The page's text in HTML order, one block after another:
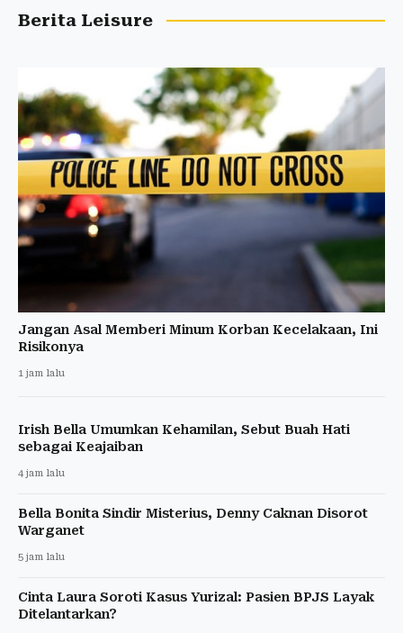
Berita Leisure
Jangan Asal Memberi Minum Korban Kecelakaan, Ini
Risikonya
1 jam lalu
Irish Bella Umumkan Kehamilan, Sebut Buah Hati
sebagai Keajaiban
4 jam lalu
Bella Bonita Sindir Misterius, Denny Caknan Disorot
Warganet
5 jam lalu
Cinta Laura Soroti Kasus Yurizal: Pasien BPJS Layak
Ditelantarkan?